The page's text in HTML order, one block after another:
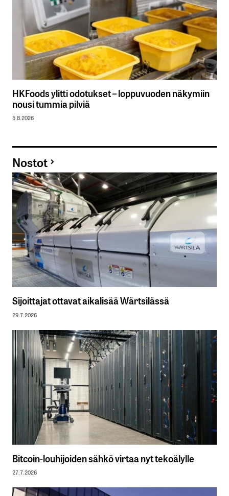
HKFoods ylitti odotukset – loppuvuoden näkymiin
nousi tummia pilviä
5.8.2026
Nostot
Sijoittajat ottavat aikalisää Wärtsilässä
29.7.2026
Bitcoin-louhijoiden sähkö virtaa nyt tekoälylle
27.7.2026